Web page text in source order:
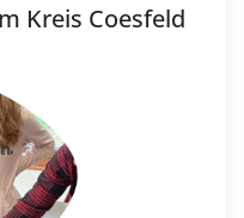
Kreis Coesfeld